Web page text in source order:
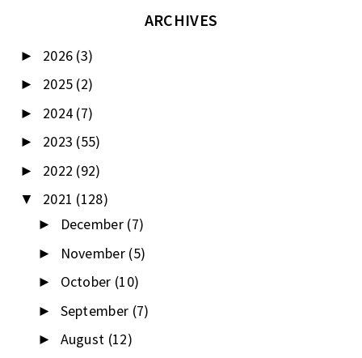
ARCHIVES
► 2026 (3)
► 2025 (2)
► 2024 (7)
► 2023 (55)
► 2022 (92)
▼ 2021 (128)
► December (7)
► November (5)
► October (10)
► September (7)
► August (12)